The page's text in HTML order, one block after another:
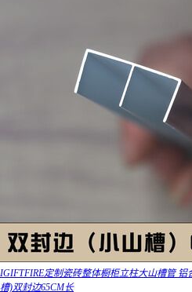
IGIFTFIRE定制瓷砖整体橱柜立柱大山槽管
槽)双封边65CM长